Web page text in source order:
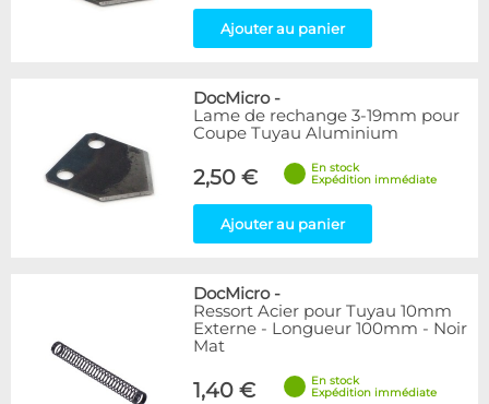
Ajouter au panier
DocMicro-
Lame de rechange 3-19mm pour
Coupe Tuyau Aluminium
2,50 €
En stock
Expédition immédiate
Ajouter au panier
DocMicro-
Ressort Acier pour Tuyau 10mm
Externe - Longueur 100mm - Noir
Mat
1,40 €
En stock
Expédition immédiate